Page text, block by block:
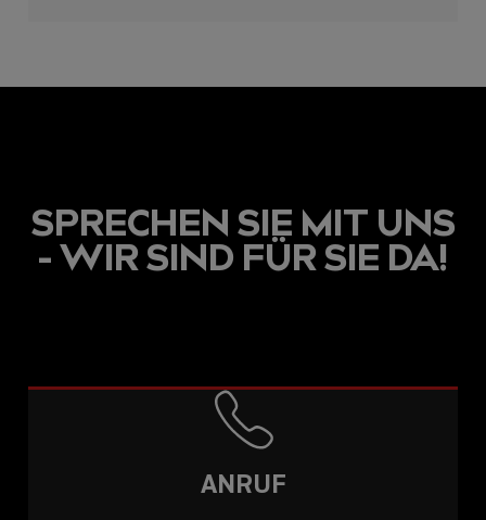
SPRECHEN SIE MIT UNS
- WIR SIND FÜR SIE DA!
ANRUF